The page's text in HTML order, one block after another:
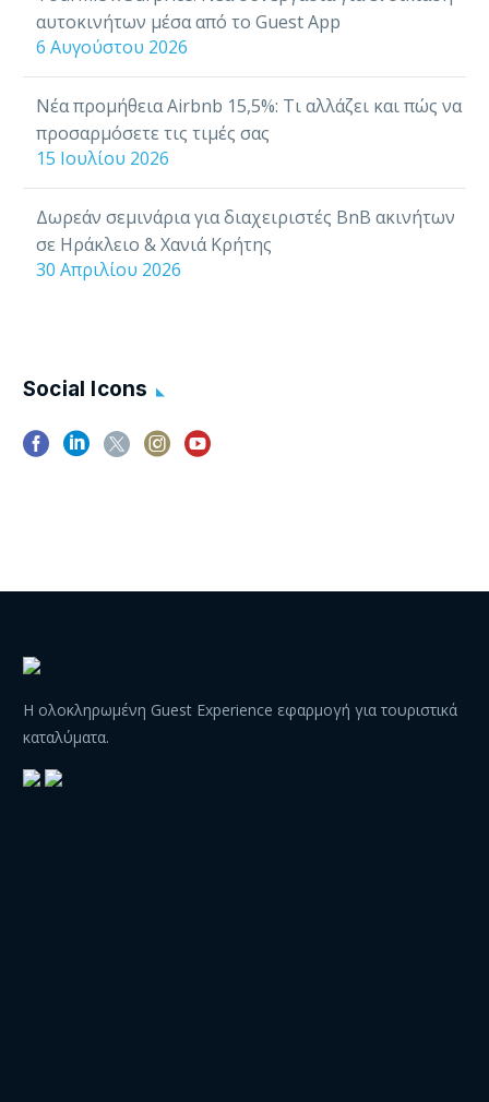
αυτοκινήτων μέσα από το Guest App
6 Αυγούστου 2026
Νέα προμήθεια Airbnb 15,5%: Τι αλλάζει και πώς να
προσαρμόσετε τις τιμές σας
15 Ιουλίου 2026
Δωρεάν σεμινάρια για διαχειριστές BnB ακινήτων
σε Ηράκλειο & Χανιά Κρήτης
30 Απριλίου 2026
Social Icons
Η ολοκληρωμένη Guest Experience εφαρμογή για τουριστικά
καταλύματα.